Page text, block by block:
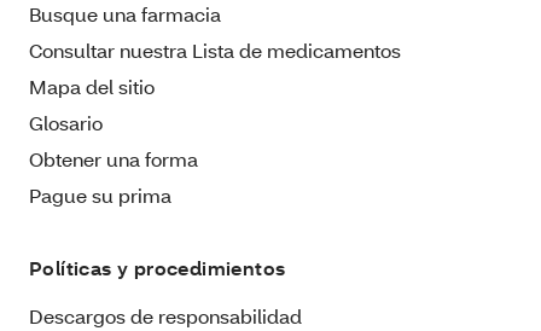
Busque una farmacia
Consultar nuestra Lista de medicamentos
Mapa del sitio
Glosario
Obtener una forma
Pague su prima
Políticas y procedimientos
Descargos de responsabilidad